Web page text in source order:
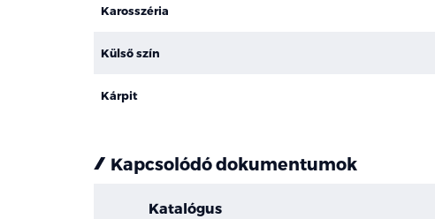
Karosszéria
Külső szín
Kárpit
Kapcsolódó dokumentumok
Katalógus